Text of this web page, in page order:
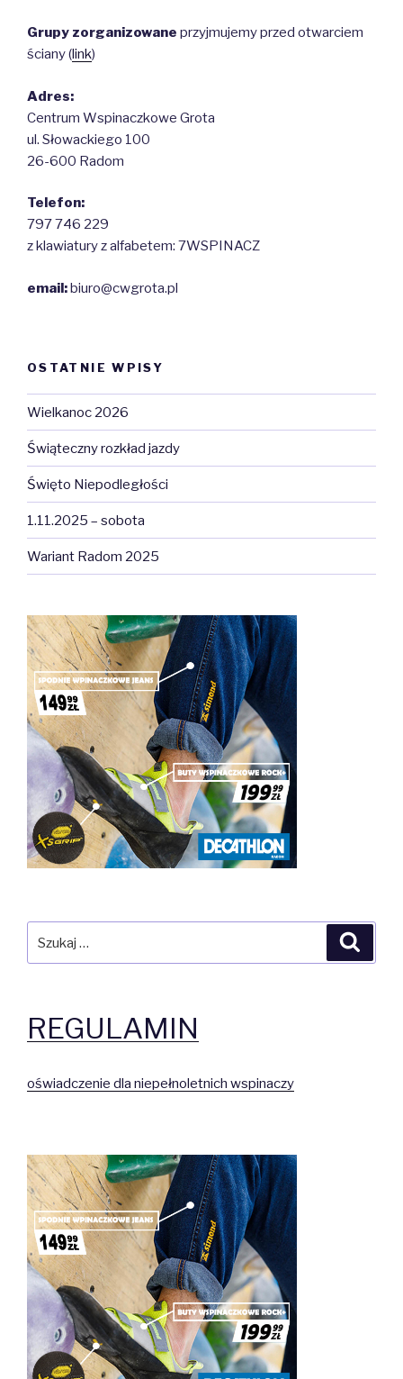
Grupy zorganizowane przyjmujemy przed otwarciem
ściany (link)
Adres:
Centrum Wspinaczkowe Grota
ul. Słowackiego 100
26-600 Radom
Telefon:
797 746 229
z klawiatury z alfabetem: 7WSPINACZ
email:biuro@cwgrota.pl
OSTATNIE WPISY
Wielkanoc 2026
Świąteczny rozkład jazdy
Święto Niepodległości
1.11.2025 – sobota
Wariant Radom 2025
REGULAMIN
oświadczenie dla niepełnoletnich wspinaczy